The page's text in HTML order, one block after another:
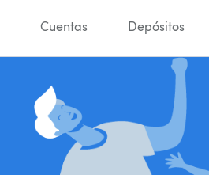
Cuentas Depósitos